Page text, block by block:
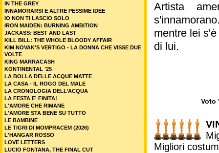
Artista
mentre lei
di lui.
Voto
Migliori
IN THE GREY
INNAMORARSI E ALTRE PESSIME IDEE
IO NON TI LASCIO SOLO
IRON MAIDEN: BURNING AMBITION
JACKASS: BEST AND LAST
KILL BILL: THE WHOLE BLOODY AFFAIR
KIM NOVAK'S VERTIGO - LA DONNA CHE VISSE DUE
VOLTE
KING MARRACASH
KONTINENTAL '25
LA BOLLA DELLE ACQUE MATTE
LA CASA - IL ROGO DEL MALE
LA CRONOLOGIA DELL’ACQUA
LA FESTA E' FINITA!
L'AMORE CHE RIMANE
L'AMORE STA BENE SU TUTTO
LE BAMBINE
LE TIGRI DI MOMPRACEM (2026)
L'HANGAR ROSSO
LOVE LETTERS
LUCIO FONTANA, THE FINAL CUT